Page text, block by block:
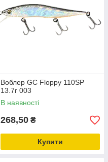
Воблер GC Floppy 110SP
13.7г 003
В наявності
268,50 ₴
Купити